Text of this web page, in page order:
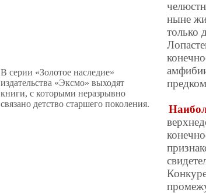
В серии «Золотое наследие»
издательства «Эксмо» выходят
книги, с которыми неразрывно
связано детство старшего поколения.
ныне
только